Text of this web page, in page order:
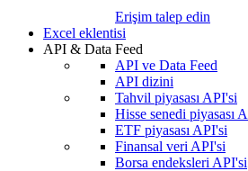
Erişim talep edin
Excel eklentisi
API & Data Feed
API ve Data Feed
API dizini
Tahvil piyasası API'si
Hisse senedi piyasası
ETF piyasası API'si
Finansal veri API'si
Borsa endeksleri API'si